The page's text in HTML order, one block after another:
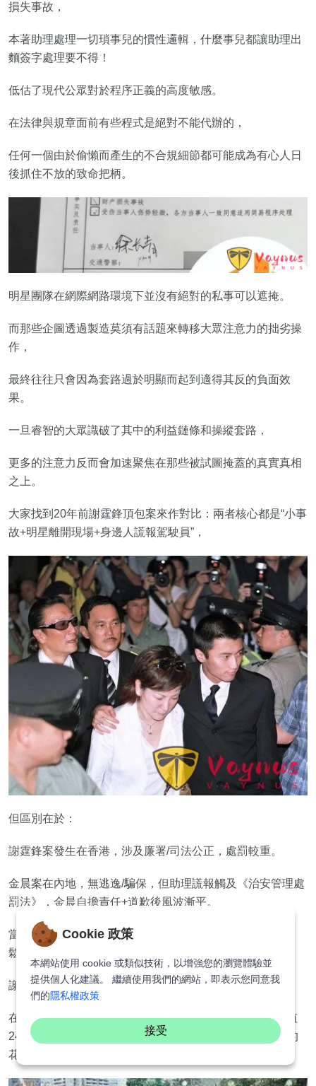
損失事故，
本著助理處理一切瑣事兒的慣性邏輯，什麼事兒都讓助理出
麵簽字處理要不得！
低估了現代公眾對於程序正義的高度敏感。
在法律與規章面前有些程式是絕對不能代辦的，
任何一個由於偷懶而產生的不合規細節都可能成為有心人日
後抓住不放的致命把柄。
明星團隊在網際網路環境下並沒有絕對的私事可以遮掩。
而那些企圖透過製造莫須有話題來轉移大眾注意力的拙劣操
作，
最終往往只會因為套路過於明顯而起到適得其反的負面效
果。
一旦睿智的大眾識破了其中的利益鏈條和操縱套路，
更多的注意力反而會加速聚焦在那些被試圖掩蓋的真實真相
之上。
大家找到20年前謝霆鋒頂包案來作對比：兩者核心都是“小事
故+明星離開現場+身邊人謊報駕駛員”，
但區別在於：
謝霆鋒案發生在香港，涉及廉署/司法公正，處罰較重。
金晨案在內地，無逃逸/騙保，但助理謊報觸及《治安管理處
罰法》，金晨自擔責任+道歉後風波漸平。
當年謝霆鋒付出退圈反思一年的代價，如今內地處理更寬
鬆？
謝霆鋒頂包案是（3月23日凌晨）
在2002年3月23日凌晨6點多，22歲的謝霆鋒開著一輛價值
240萬港元的黑色法拉利，在中環紅棉路把車撞到了路邊的
花壇上面，導致整輛車都被撞得變了形。
Cookie 政策
本網站使用 cookie 或類似技術，以增強您的瀏覽體驗並
提供個人化建議。 繼續使用我們的網站，即表示您同意我
們的隱私權政策
接受